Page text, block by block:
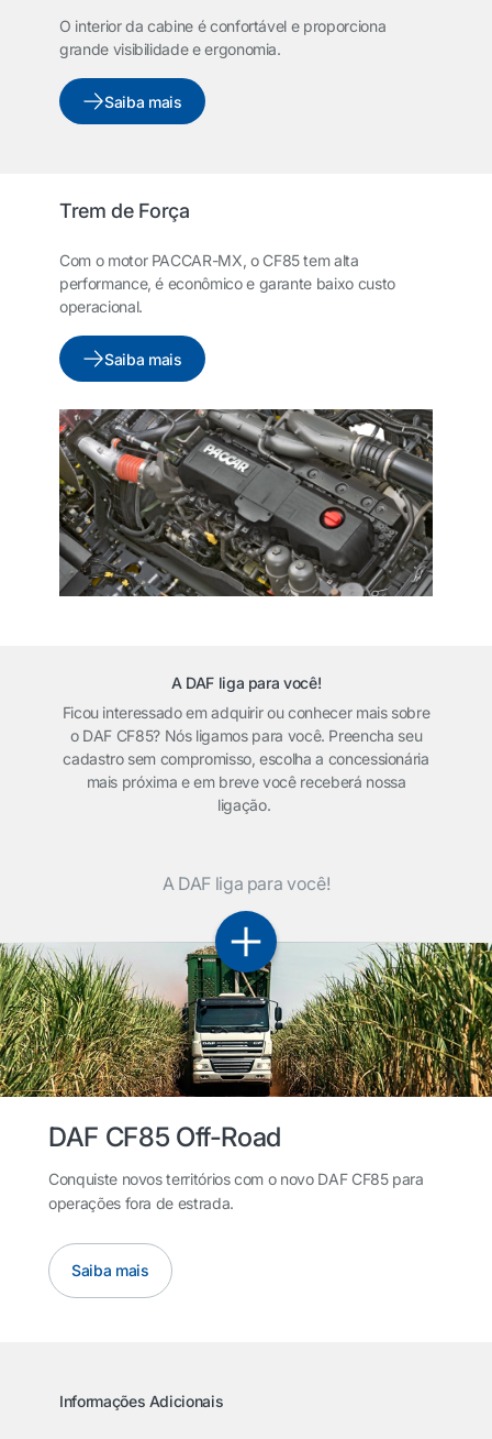
O interior da cabine é confortável e proporciona
grande visibilidade e ergonomia.
Saiba mais
Trem de Força
Com o motor PACCAR-MX, o CF85 tem alta
performance, é econômico e garante baixo custo
operacional.
Saiba mais
A DAF liga para você!
Ficou interessado em adquirir ou conhecer mais sobre
o DAF CF85? Nós ligamos para você. Preencha seu
cadastro sem compromisso, escolha a concessionária
mais próxima e em breve você receberá nossa
ligação.
A DAF liga para você!
DAF CF85 Off-Road
Conquiste novos territórios com o novo DAF CF85 para
operações fora de estrada.
Saiba mais
Informações Adicionais